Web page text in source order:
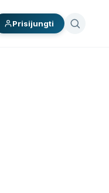
Prisijungti